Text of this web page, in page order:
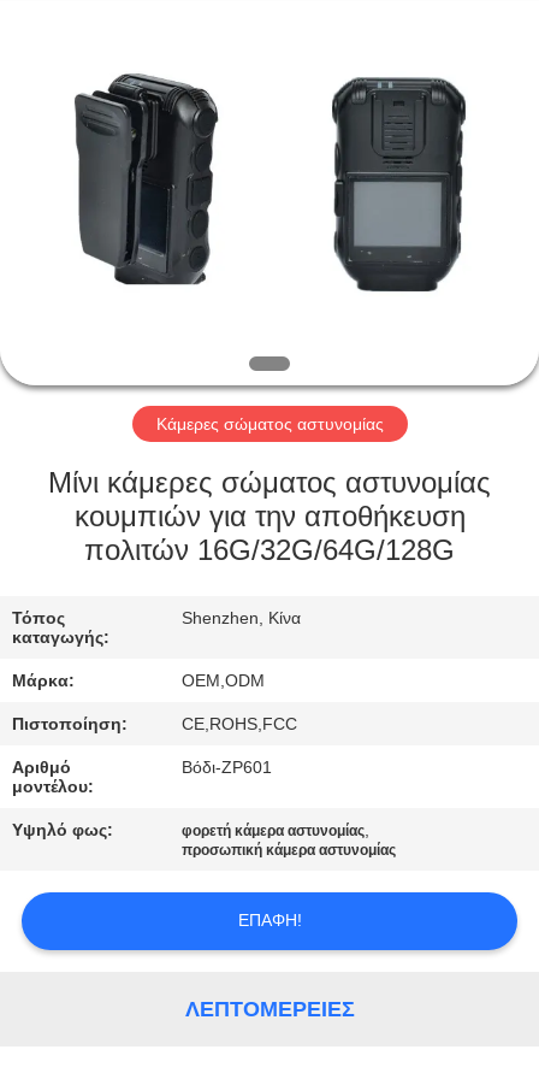
ΣΠΊΤΙ
ΠΡΟΪΌΝΤΑ
ΒΊΝΤΕΟ
ΕΚΠΟΜΠΉ
VR
ΣΧΕΤΙΚΆ
ΕΜΆΣ
ΕΠΙΣΚΈΨΕΙΣ
ΣΤΟ
ΈΛΕΓΧΟΣ
ΠΟΙΌΤΗΤΑΣ
ΕΠΙΚΟΙΝΩΝΉΣΤΕ
ΜΑΖΊ
Κάμερες σώματος αστυνομίας
Μίνι κάμερες σώματος αστυνομίας
κουμπιών για την αποθήκευση
πολιτών 16G/32G/64G/128G
Τόπος
καταγωγής:
Shenzhen, Κίνα
Μάρκα: OEM,ODM
Πιστοποίηση: CE,ROHS,FCC
Αριθμό
μοντέλου:
Βόδι-ZP601
Υψηλό φως: φορετή κάμερα αστυνομίας,
προσωπική κάμερα αστυνομίας
ΕΠΑΦΉ!
ΛΕΠΤΟΜΈΡΕΙΕΣ